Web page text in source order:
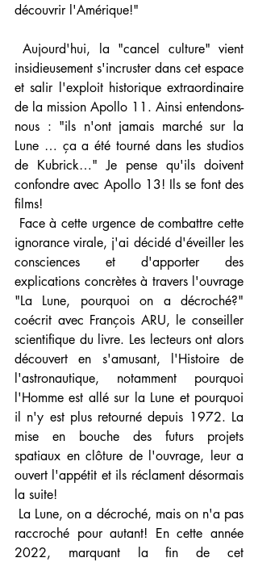
découvrir l'Amérique!"
Aujourd'hui, la "cancel culture" vient
insidieusement s'incruster dans cet espace
et salir l'exploit historique extraordinaire
de la mission Apollo 11. Ainsi entendons-
nous : "ils n'ont jamais marché sur la
Lune … ça a été tourné dans les studios
de Kubrick…" Je pense qu'ils doivent
confondre avec Apollo 13! Ils se font des
films!
ignorance virale, j'ai décidé d'éveiller les
consciences et d'apporter des
explications concrètes à travers l'ouvrage
"La Lune, pourquoi on a décroché?"
coécrit avec François ARU, le conseiller
scientifique du livre. Les lecteurs ont alors
découvert en s'amusant, l'Histoire de
l'astronautique, notamment pourquoi
l'Homme est allé sur la Lune et pourquoi
il n'y est plus retourné depuis 1972. La
mise en bouche des futurs projets
spatiaux en clôture de l'ouvrage, leur a
ouvert l'appétit et ils réclament désormais
la suite!
raccroché pour autant! En cette année
2022, marquant la fin de cet